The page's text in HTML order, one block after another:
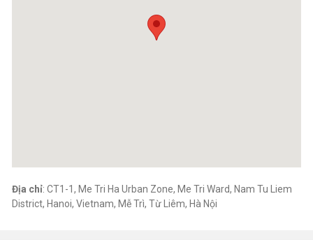
Packaging & Handling
Supply Information
MOQ: 1 × 20ft container
Delivery time:15 – 22 days
Địa chỉ: CT1-1, Me Tri Ha Urban Zone, Me Tri Ward, Nam Tu Liem
District, Hanoi, Vietnam, Mễ Trì, Từ Liêm, Hà Nội